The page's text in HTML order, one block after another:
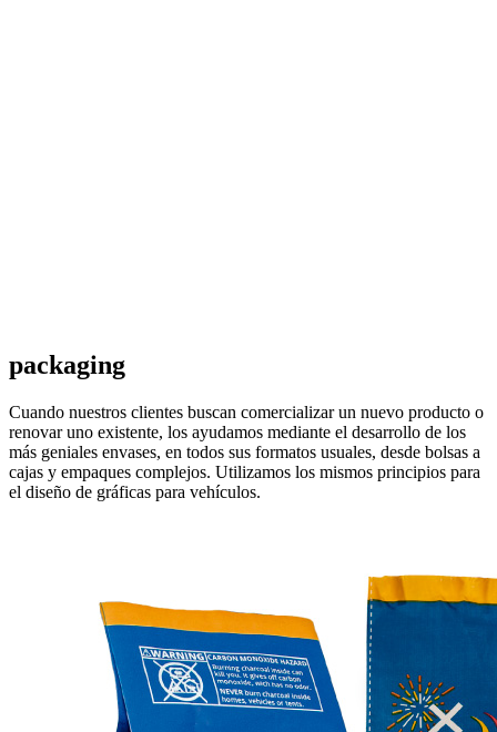
packaging
Cuando nuestros clientes buscan comercializar un nuevo producto o
renovar uno existente, los ayudamos mediante el desarrollo de los
más geniales envases, en todos sus formatos usuales, desde bolsas a
cajas y empaques complejos. Utilizamos los mismos principios para
el diseño de gráficas para vehículos.